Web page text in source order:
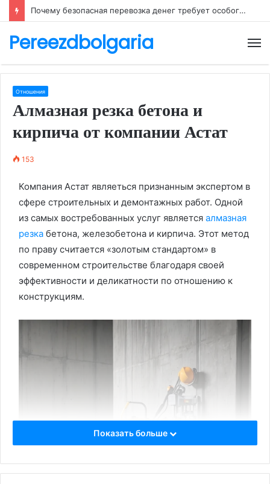
Почему безопасная перевозка денег требует особого внимания
Pereezdbolgaria
Отношения
Алмазная резка бетона и
кирпича от компании Астат
153
Компания Астат являеться признанным экспертом в
сфере строительных и демонтажных работ. Одной
из самых востребованных услуг является алмазная
резка бетона, железобетона и кирпича. Этот метод
по праву считается «золотым стандартом» в
современном строительстве благодаря своей
эффективности и деликатности по отношению к
конструкциям.
Показать больше